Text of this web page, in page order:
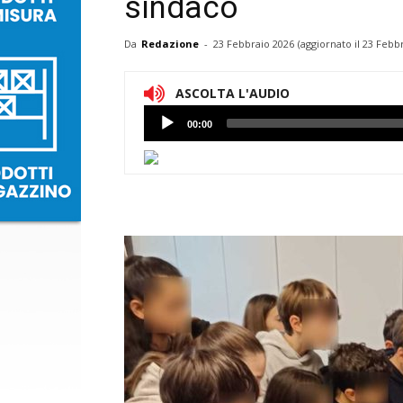
sindaco
Da Redazione - 23 Febbraio 2026 (aggiornato il 23
ASCOLTA L'AUDIO
Lettore
Audio
00:00